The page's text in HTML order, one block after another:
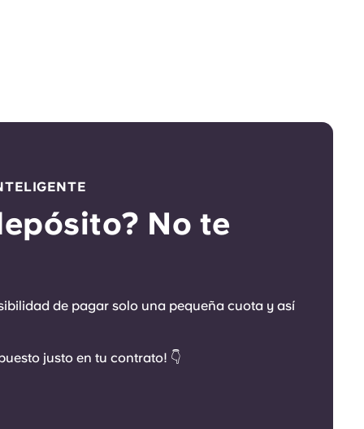
No te
de pagar solo una pequeña cuota y así
justo en tu contrato! 👇